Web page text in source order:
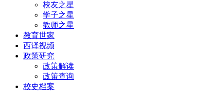
校友之星
学子之星
教师之星
教育世家
西译视频
政策研究
政策解读
政策查询
校史档案